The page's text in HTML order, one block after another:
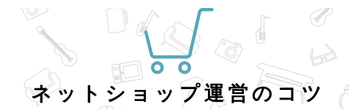
Skip
ネットショップ運営のコツ